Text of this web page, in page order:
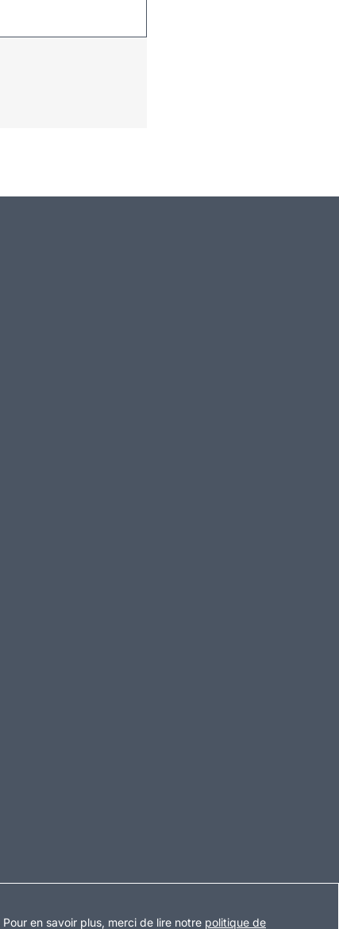
Pour en savoir plus, merci de lire notre politique de